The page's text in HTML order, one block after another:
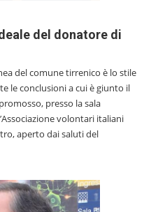
del donatore di
del comune tirrenico è lo stile
le conclusioni a cui è giunto il
presso la sala
volontari italiani
aperto dai saluti del